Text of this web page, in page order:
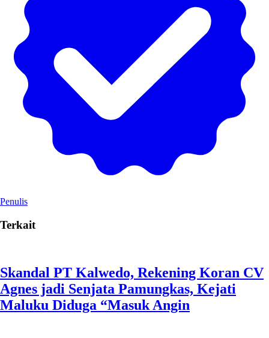
Penulis
Terkait
Skandal PT Kalwedo, Rekening Koran CV
Agnes jadi Senjata Pamungkas, Kejati
Maluku Diduga “Masuk Angin